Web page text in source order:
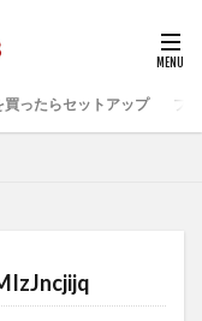
買ったらセットアップ プ
選ぶ